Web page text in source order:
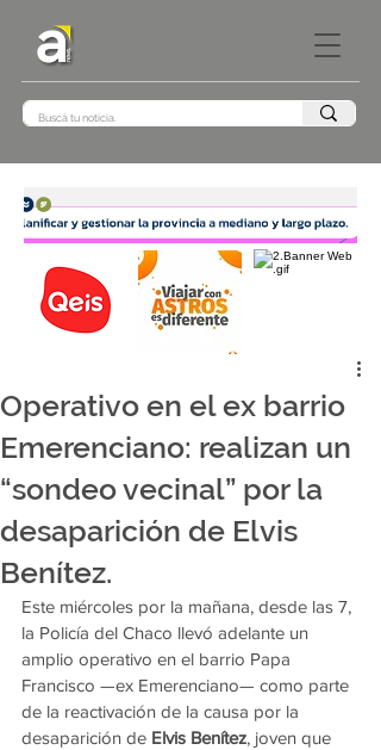
Operativo en el ex barrio
Emerenciano: realizan un
“sondeo vecinal” por la
desaparición de Elvis
Benítez.
Este miércoles por la mañana, desde las 7,
la Policía del Chaco llevó adelante un
amplio operativo en el barrio Papa
Francisco —ex Emerenciano— como parte
de la reactivación de la causa por la
desaparición de Elvis Benítez, joven que